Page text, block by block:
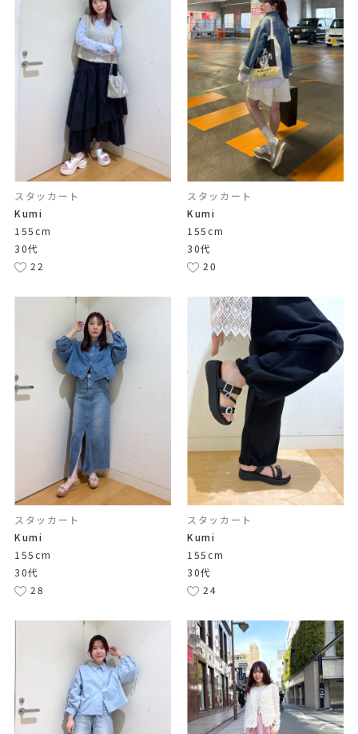
スタッカート
Kumi
155cm
30代
22
スタッカート
Kumi
155cm
30代
20
スタッカート
Kumi
155cm
30代
28
スタッカート
Kumi
155cm
30代
24